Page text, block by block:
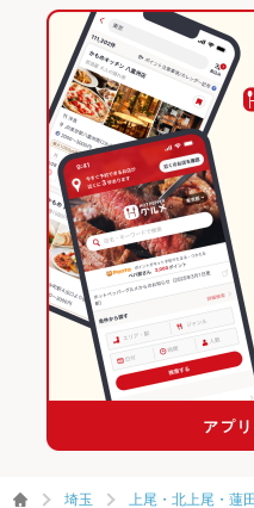
その他設備 －
その他
飲み放題 なし
食べ放題 なし
お子様連れ お子様連れOK
ウェディン
グパーティ
ー二次会
－
－
上尾駅 × 焼き鳥・鶏料理
埼玉 × 和食
埼玉 × 焼き鳥・鶏料理
埼玉の焼き鳥・鶏料理ランキング
上尾・北上尾・蓮田のグルメラ
上尾・北上尾・蓮田の和食ラン
上尾・北上尾・蓮田の焼き鳥
上尾のグルメランキング
上尾の和食ランキング
埼玉 上尾・北上尾・蓮